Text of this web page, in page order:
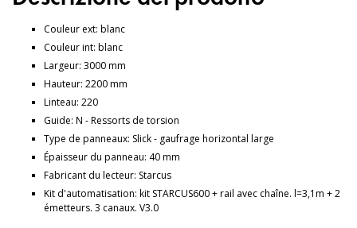
Design
3000*2200
quantità
Couleur ext: blanc
Couleur int: blanc
Largeur: 3000 mm
Hauteur: 2200 mm
Linteau: 220
Guide: N - Ressorts de torsion
Type de panneaux: Slick - gaufrage horizontal large
Épaisseur du panneau: 40 mm
Fabricant du lecteur: Starcus
Kit d'automatisation: kit STARCUS600 + rail avec chaîne. l=3,1m + 2
émetteurs. 3 canaux. V3.0